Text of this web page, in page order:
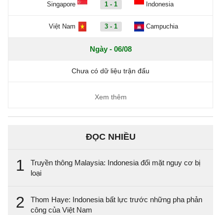
Singapore 1 - 1 Indonesia
Việt Nam 3 - 1 Campuchia
Ngày - 06/08
Chưa có dữ liệu trận đấu
Xem thêm
ĐỌC NHIỀU
1
Truyền thông Malaysia: Indonesia đối mặt nguy cơ bị
loại
2
Thom Haye: Indonesia bất lực trước những pha phản
công của Việt Nam